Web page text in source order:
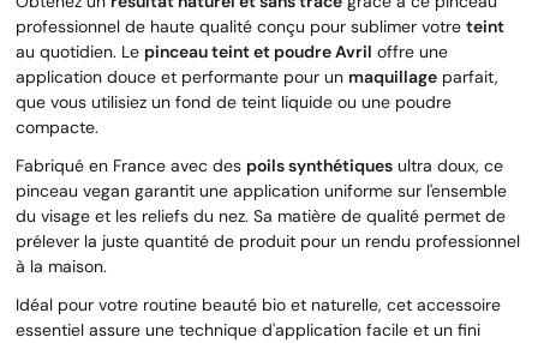
professionnel de haute qualité conçu pour sublimer votre teint
au quotidien. Le pinceau teint et poudre Avril offre une
application douce et performante pour un maquillage parfait,
que vous utilisiez un fond de teint liquide ou une poudre
compacte.
Fabriqué en France avec des poils synthétiques ultra doux, ce
pinceau vegan garantit une application uniforme sur l'ensemble
du visage et les reliefs du nez. Sa matière de qualité permet de
prélever la juste quantité de produit pour un rendu professionnel
à la maison.
Idéal pour votre routine beauté bio et naturelle, cet accessoire
essentiel assure une technique d'application facile et un fini